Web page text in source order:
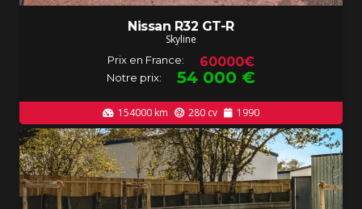
Nissan R32 GT-R
Skyline
Prix en France: 60000€
Notre prix: 54 000 €
154000 km 280cv 1990